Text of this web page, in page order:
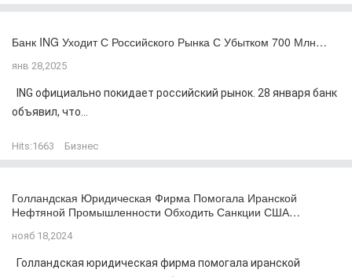
Банк ING Уходит С Российского Рынка С Убытком 700 Млн…
янв 28,2025
ING официально покидает российский рынок. 28 января банк
объявил, что...
Hits:1663 Бизнес
Голландская Юридическая Фирма Помогала Иранской
Нефтяной Промышленности Обходить Санкции США…
нояб 18,2024
Голландская юридическая фирма помогала иранской